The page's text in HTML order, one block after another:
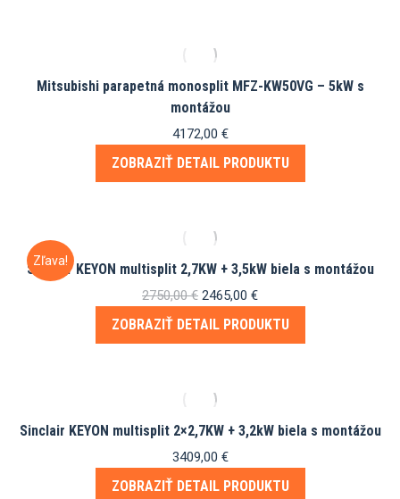
Mitsubishi parapetná monosplit MFZ-KW50VG – 5kW s
montážou
4172,00 €
ZOBRAZIŤ DETAIL PRODUKTU
Zľava!
Sinclair KEYON multisplit 2,7KW + 3,5kW biela s montážou
2750,00€ Pôvodná
cena
2465,00 €Aktuálna
cena
ZOBRAZIŤ DETAIL PRODUKTU
Sinclair KEYON multisplit 2×2,7KW + 3,2kW biela s montážou
3409,00 €
ZOBRAZIŤ DETAIL PRODUKTU